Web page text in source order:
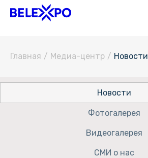
Главная / Медиа-центр / Новости
Новости
Фотогалерея
Видеогалерея
СМИ о нас